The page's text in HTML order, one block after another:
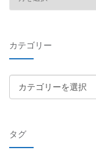
ブ
カテゴリー
テ
ー
タグ